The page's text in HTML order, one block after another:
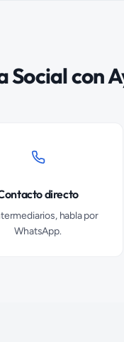
Socialcon
directo
habla por
WhatsApp.